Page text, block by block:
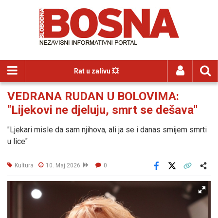
Rat u zalivu 💥
VEDRANA RUDAN U BOLOVIMA:
"Lijekovi ne djeluju, smrt se dešava"
"Ljekari misle da sam njihova, ali ja se i danas smijem smrti
u lice"
Kultura 10. Maj 2026 0
Facebook